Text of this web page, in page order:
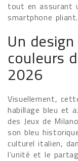
tout en assurant
smartphone pliant.
Un
couleurs
2026
Visuellement,
habillage bleu et
des Jeux de
son bleu
culturel italien,
l’unité et le